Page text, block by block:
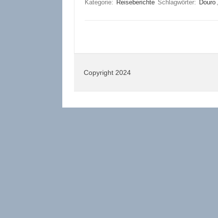
Kategorie: Reiseberichte Schlagwörter: Douro ,
Copyright 2024